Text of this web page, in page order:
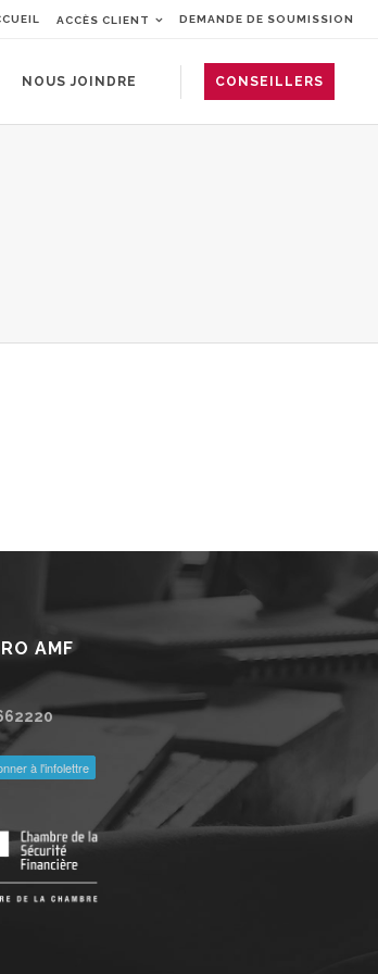
ACCÈS CLIENT DEMANDE DE SOUMISSION
CONSEILLERS
NOUS JOINDRE
AMF